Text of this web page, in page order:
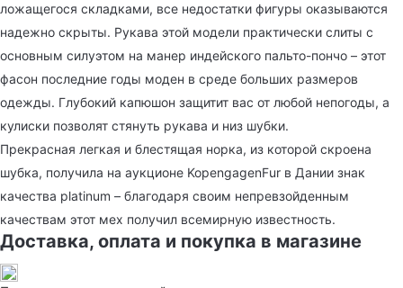
ложащегося складками, все недостатки фигуры оказываются
надежно скрыты. Рукава этой модели практически слиты с
основным силуэтом на манер индейского пальто-пончо – этот
фасон последние годы моден в среде больших размеров
одежды. Глубокий капюшон защитит вас от любой непогоды, а
кулиски позволят стянуть рукава и низ шубки.
Прекрасная легкая и блестящая норка, из которой скроена
шубка, получила на аукционе KopengagenFur в Дании знак
качества platinum – благодаря своим непревзойденным
качествам этот мех получил всемирную известность.
Доставка, оплата и покупка в магазине